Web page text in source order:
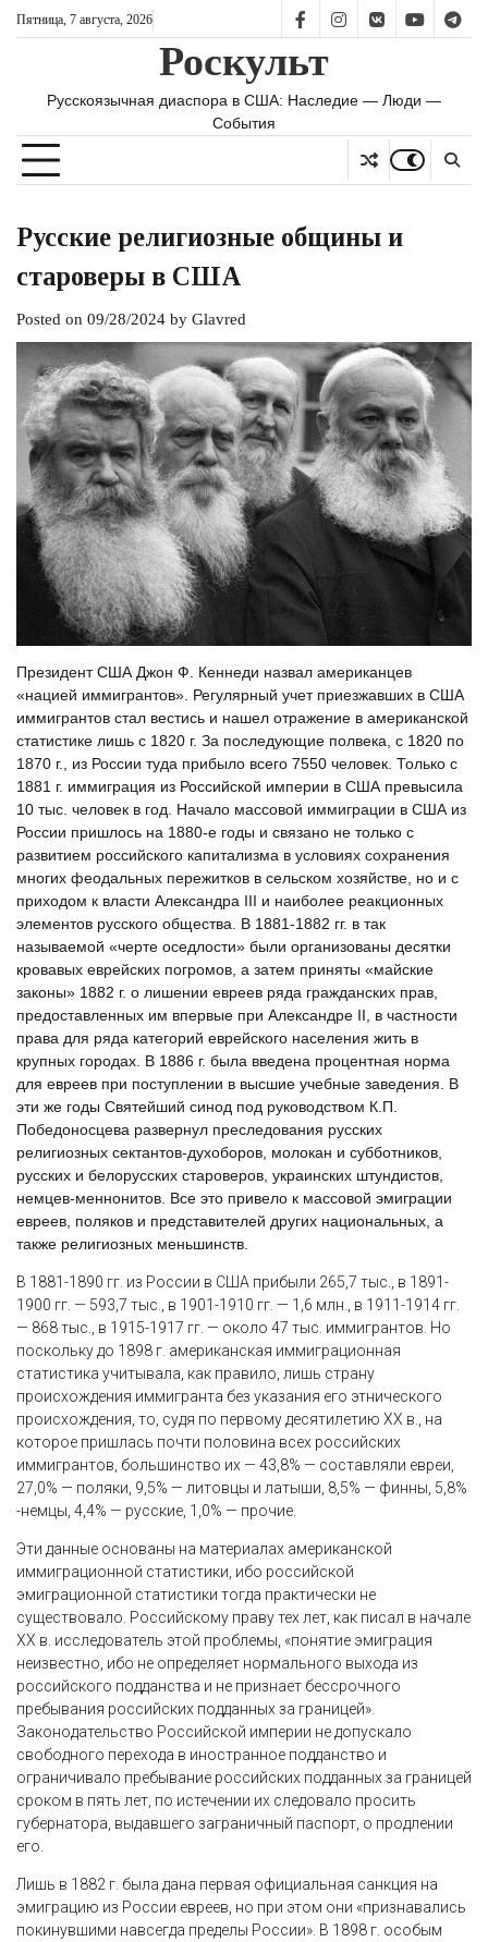
SkipПятница, 7 августа, 2026
FB IS vk YT TG
Роскульт
Русскоязычная диаспора в США: Наследие — Люди —
События
Русские религиозные общины и
староверы в США
Posted on 09/28/2024 by Glavred
Президент США Джон Ф. Кеннеди назвал американцев
«нацией иммигрантов». Регулярный учет приезжавших в США
иммигрантов стал вестись и нашел отражение в американской
статистике лишь с 1820 г. За последующие полвека, с 1820 по
1870 г., из России туда прибыло всего 7550 человек. Только с
1881 г. иммиграция из Российской империи в США превысила
10 тыс. человек в год. Начало массовой иммиграции в США из
России пришлось на 1880-е годы и связано не только с
развитием российского капитализма в условиях сохранения
многих феодальных пережитков в сельском хозяйстве, но и с
приходом к власти Александра III и наиболее реакционных
элементов русского общества. В 1881-1882 гг. в так
называемой «черте оседлости» были организованы десятки
кровавых еврейских погромов, а затем приняты «майские
законы» 1882 г. о лишении евреев ряда гражданских прав,
предоставленных им впервые при Александре II, в частности
права для ряда категорий еврейского населения жить в
крупных городах. В 1886 г. была введена процентная норма
для евреев при поступлении в высшие учебные заведения. В
эти же годы Святейший синод под руководством К.П.
Победоносцева развернул преследования русских
религиозных сектантов-духоборов, молокан и субботников,
русских и белорусских староверов, украинских штундистов,
немцев-меннонитов. Все это привело к массовой эмиграции
евреев, поляков и представителей других национальных, а
также религиозных меньшинств.
В 1881-1890 гг. из России в США прибыли 265,7 тыс., в 1891-
1900 гг. — 593,7 тыс., в 1901-1910 гг. — 1,6 млн., в 1911-1914 гг.
— 868 тыс., в 1915-1917 гг. — около 47 тыс. иммигрантов. Но
поскольку до 1898 г. американская иммиграционная
статистика учитывала, как правило, лишь страну
происхождения иммигранта без указания его этнического
происхождения, то, судя по первому десятилетию XX в., на
которое пришлась почти половина всех российских
иммигрантов, большинство их — 43,8% — составляли евреи,
27,0% — поляки, 9,5% — литовцы и латыши, 8,5% — финны, 5,8%
-немцы, 4,4% — русские, 1,0% — прочие.
Эти данные основаны на материалах американской
иммиграционной статистики, ибо российской
эмиграционной статистики тогда практически не
существовало. Российскому праву тех лет, как писал в начале
XX в. исследователь этой проблемы, «понятие эмиграция
неизвестно, ибо не определяет нормального выхода из
российского подданства и не признает бессрочного
пребывания российских подданных за границей».
Законодательство Российской империи не допускало
свободного перехода в иностранное подданство и
ограничивало пребывание российских подданных за границей
сроком в пять лет, по истечении их следовало просить
губернатора, выдавшего заграничный паспорт, о продлении
его.
Лишь в 1882 г. была дана первая официальная санкция на
эмиграцию из России евреев, но при этом они «признавались
покинувшими навсегда пределы России». В 1898 г. особым